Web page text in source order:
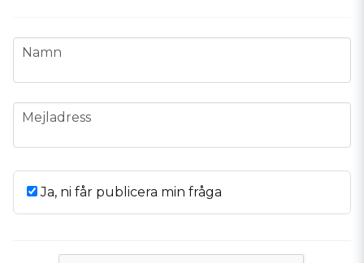
name
Namn
email
Mejladress
Ja, ni får publicera min fråga